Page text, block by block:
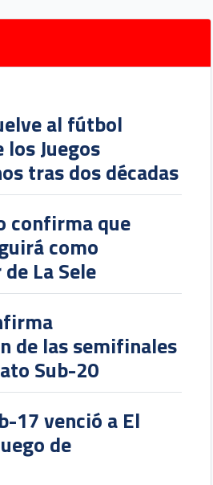
al fútbol
Juegos
tras dos décadas
confirma que
como
La Sele
de las semifinales
Sub-20
17 venció a El
de